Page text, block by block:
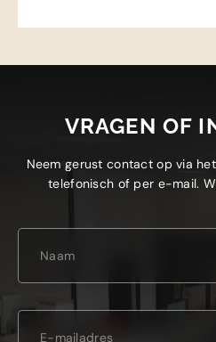
VRAGEN OF
Neem gerust contact op via
telefonisch of per e-mail.